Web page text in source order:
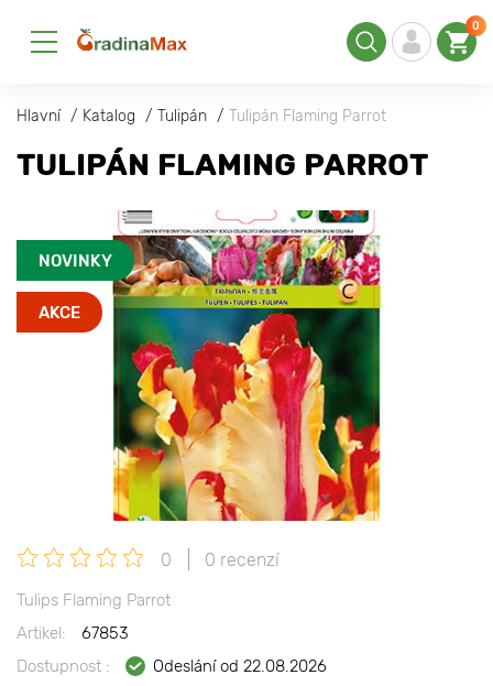
0
Hlavní Katalog Tulipán Tulipán Flaming Parrot
TULIPÁN FLAMING PARROT
NOVINKY
AKCE
0 0 recenzí
Tulips Flaming Parrot
Artikel:
67853
Dostupnost :
Odeslání od 22.08.2026